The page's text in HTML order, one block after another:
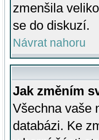
zmenšila
se do diskuzí.
Návrat nahoru
Jak změním
Všechna vaše
databázi. Ke